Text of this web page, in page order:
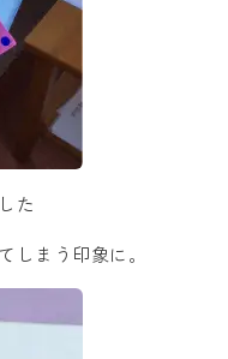
た
しまう印象に。